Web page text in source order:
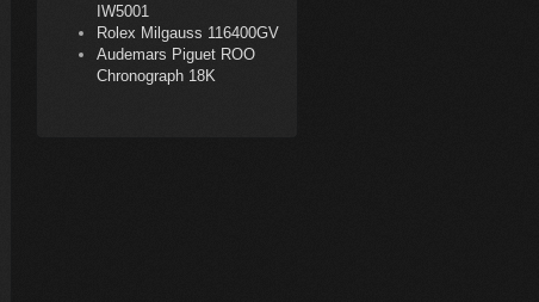
IW5001
Rolex Milgauss 116400GV
Audemars Piguet ROO
Chronograph 18K